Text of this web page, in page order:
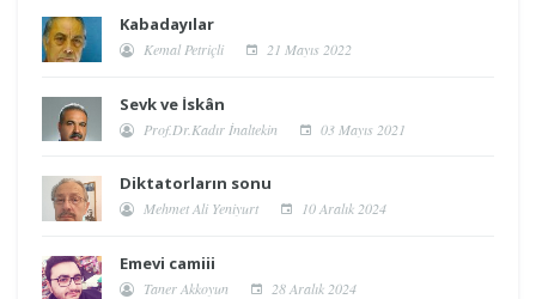
Kabadayılar
Kemal Petriçli 21 Mayıs 2022
Sevk ve İskân
Prof.Dr.Kadır İnaltekin 03 Mayıs 2021
Diktatorların sonu
Mehmet Ali Yeniyurt 10 Aralık 2024
Emevi camiii
Taner Akkoyun 28 Aralık 2024